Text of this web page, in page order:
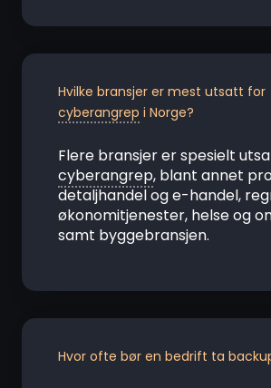
Hvilke bransjer er mest utsatt for
cyberangrep i Norge?
Flere bransjer er spesielt
cyberangrep, blant annet
detaljhandel og e-handel,
økonomitjenester, helse og
samt byggebransjen.
Hvor ofte bør en bedrift ta